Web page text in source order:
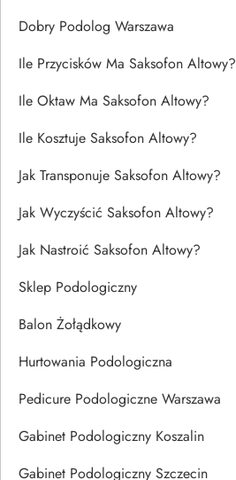
Dobry Podolog Warszawa
Ile Przycisków Ma Saksofon Altowy?
Ile Oktaw Ma Saksofon Altowy?
Ile Kosztuje Saksofon Altowy?
Jak Transponuje Saksofon Altowy?
Jak Wyczyścić Saksofon Altowy?
Jak Nastroić Saksofon Altowy?
Sklep Podologiczny
Balon Żołądkowy
Hurtowania Podologiczna
Pedicure Podologiczne Warszawa
Gabinet Podologiczny Koszalin
Gabinet Podologiczny Szczecin